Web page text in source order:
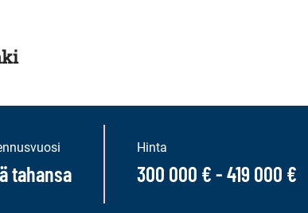
tahansa
Hinta
300 000 € - 419 000 €